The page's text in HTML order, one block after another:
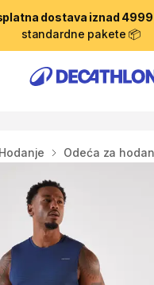
dostava iznad 4999
standardne pakete 📦
Hodanje Odeća za